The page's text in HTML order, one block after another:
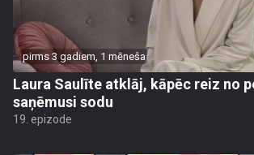
pirms 3 gadiem, 1 mēneša
Laura Saulīte atklāj, kāpēc reiz no
saņēmusi sodu
19. epizode